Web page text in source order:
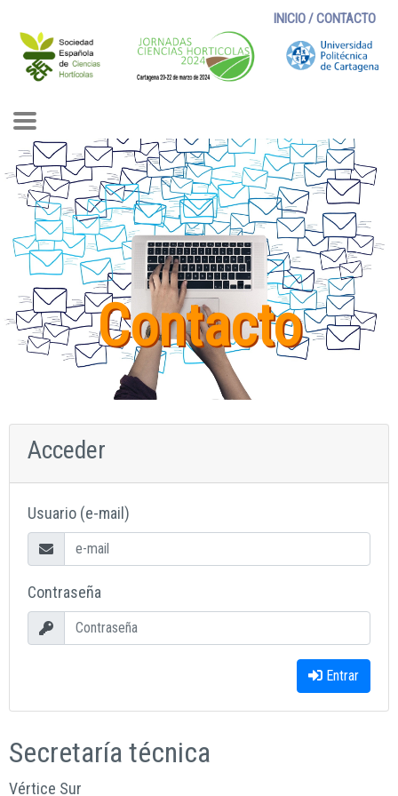
INICIO/CONTACTO
Contacto
Acceder
Usuario (e-mail)
Contraseña
Entrar
Secretaría técnica
Vértice Sur